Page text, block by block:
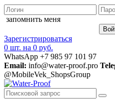
запомнить меня
Зарегистрироваться
0 шт. на 0 руб.
WhatsApp +7 985 97 101 97
Email: info@water-proof.pro
@MobileVek_ShopsGroup